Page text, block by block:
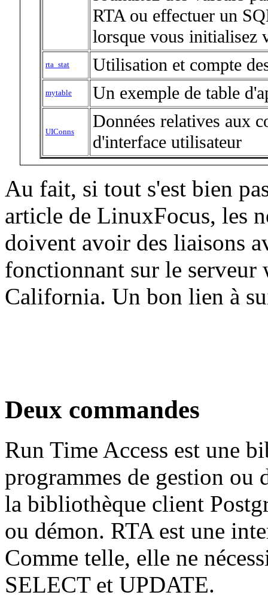
RTA ou effectuer un
lorsque vous initialisez
rta_stat Utilisation et compte
mytable Un exemple de table
UIConns
Données relatives aux
d'interface utilisateur
Au fait, si tout s'est bien
article de LinuxFocus, les
doivent avoir des liaisons
fonctionnant sur le serveur
California. Un bon lien à
Deux commandes
Run Time Access est une
programmes de gestion ou
la bibliothèque client
ou démon. RTA est une
Comme telle, elle ne
SELECT et UPDATE.